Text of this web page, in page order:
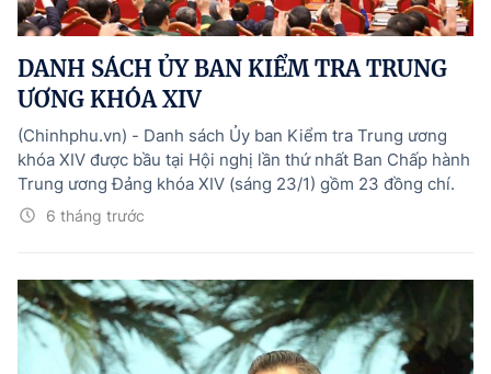
Trụ sở: 16 Lê Hồng Phong - Ba Đình - Hà Nội.
Email: thongtinchinhphu@chinhphu.vn.
Bản quyền thuộc Báo Điện tử Chính phủ - Cổng Thông tin điện tử Chính
Ghi rõ nguồn "Báo Điện tử Chính phủ", "Cổng Thông tin điện tử Chính phủ",
DANH SÁCH ỦY BAN KIỂM TRA TRUNG
ƯƠNG KHÓA XIV
6 tháng trước
(Chinhphu.vn) - Danh sách Ủy ban Kiểm tra Trung ương
khóa XIV được bầu tại Hội nghị lần thứ nhất Ban Chấp hành
Trung ương Đảng khóa XIV (sáng 23/1) gồm 23 đồng chí.